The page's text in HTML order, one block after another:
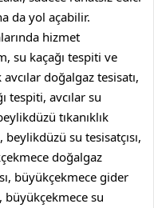
da yol açabilir.
hizmet
su kaçağı tespiti ve
avcılar doğalgaz tesisatı,
tespiti, avcılar su
tıkanıklık
, beylikdüzü su tesisatçısı,
doğalgaz
, büyükçekmece gider
, büyükçekmece su